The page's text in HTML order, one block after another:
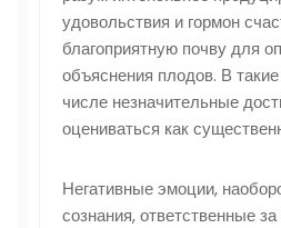
удовольствия и гормон
благоприятную почву для
объяснения плодов. В
числе незначительные
оцениваться как
Негативные эмоции,
сознания, ответственные